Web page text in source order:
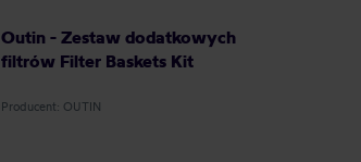
Outin - Zestaw dodatkowych
filtrów Filter Baskets Kit
Producent: OUTIN